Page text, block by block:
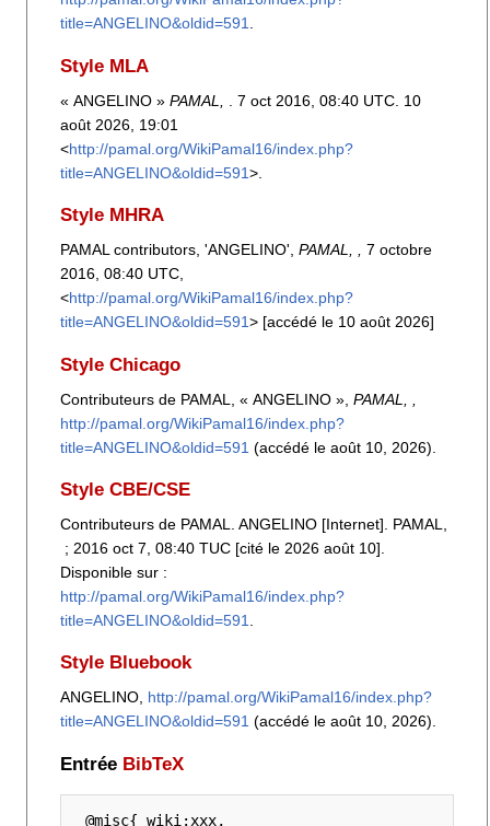
title=ANGELINO&oldid=591.
Style MLA
« ANGELINO » PAMAL,
. 7 oct 2016, 08:40 UTC. 10
août 2026, 19:01
<http://pamal.org/WikiPamal16/index.php?
title=ANGELINO&oldid=591>.
Style MHRA
PAMAL contributors, 'ANGELINO', PAMAL, , 7 octobre
2016, 08:40 UTC,
<http://pamal.org/WikiPamal16/index.php?
title=ANGELINO&oldid=591> [accédé le 10 août 2026]
Style Chicago
Contributeurs de PAMAL, « ANGELINO », PAMAL, ,
http://pamal.org/WikiPamal16/index.php?
title=ANGELINO&oldid=591 (accédé le août 10, 2026).
Style CBE/CSE
Contributeurs de PAMAL. ANGELINO [Internet]. PAMAL,
; 2016 oct 7, 08:40 TUC [cité le 2026 août 10].
Disponible sur :
http://pamal.org/WikiPamal16/index.php?
title=ANGELINO&oldid=591
Style Bluebook
ANGELINO, http://pamal.org/WikiPamal16/index.php?
title=ANGELINO&oldid=591 (accédé le août 10, 2026).
Entrée BibTeX